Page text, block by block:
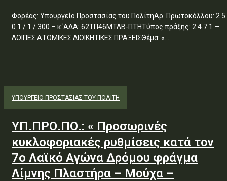
Φορέας: Υπουργείο Προστασίας του ΠολίτηΑρ. Πρωτοκόλλου: 2 5
0 1 / 1 / 300 – κ΄ΑΔΑ: 62ΤΠ46ΜΤΛΒ-ΠΤΗΤύπος πράξης: 2.4.7.1 —
ΛΟΙΠΕΣ ΑΤΟΜΙΚΕΣ ΔΙΟΙΚΗΤΙΚΕΣ ΠΡΑΞΕΙΣΘέμα: «...
ΥΠΟΥΡΓΕΊΟ ΠΡΟΣΤΑΣΊΑΣ ΤΟΥ ΠΟΛΊΤΗ
ΥΠ.ΠΡΟ.ΠΟ.: « Προσωρινές
κυκλοφοριακές ρυθμίσεις κατά τον
7ο Λαϊκό Αγώνα Δρόμου φράγμα
Λίμνης Πλαστήρα – Μούχα –